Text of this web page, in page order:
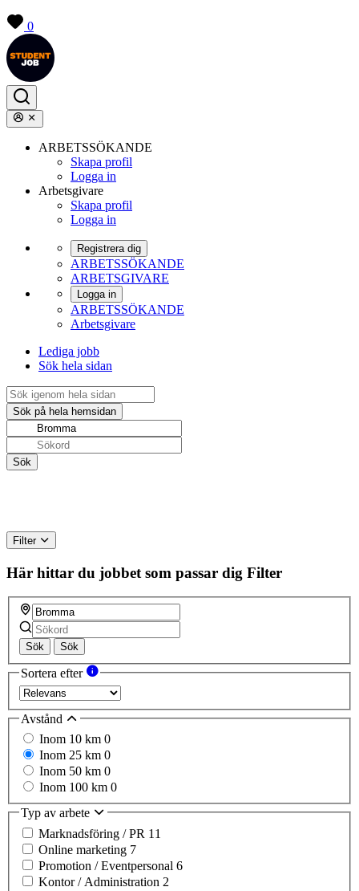
0
ARBETSSÖKANDE
Skapa profil
Logga in
Arbetsgivare
Skapa profil
Logga in
Registrera dig
ARBETSSÖKANDE
ARBETSGIVARE
Logga in
ARBETSSÖKANDE
Arbetsgivare
Lediga jobb
Sök hela sidan
Filter
Här hittar du jobbet som passar dig Filter
Sök Sök
Sortera efter
Avstånd
Inom 10 km 0
Inom 25 km 0
Inom 50 km 0
Inom 100 km 0
Typ av arbete
Marknadsföring / PR 11
Online marketing 7
Promotion / Eventpersonal 6
Kontor / Administration 2